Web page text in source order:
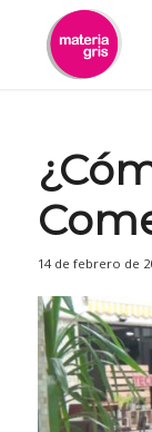
contenido
14 de febrero de